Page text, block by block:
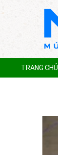
TRANG CHỦ